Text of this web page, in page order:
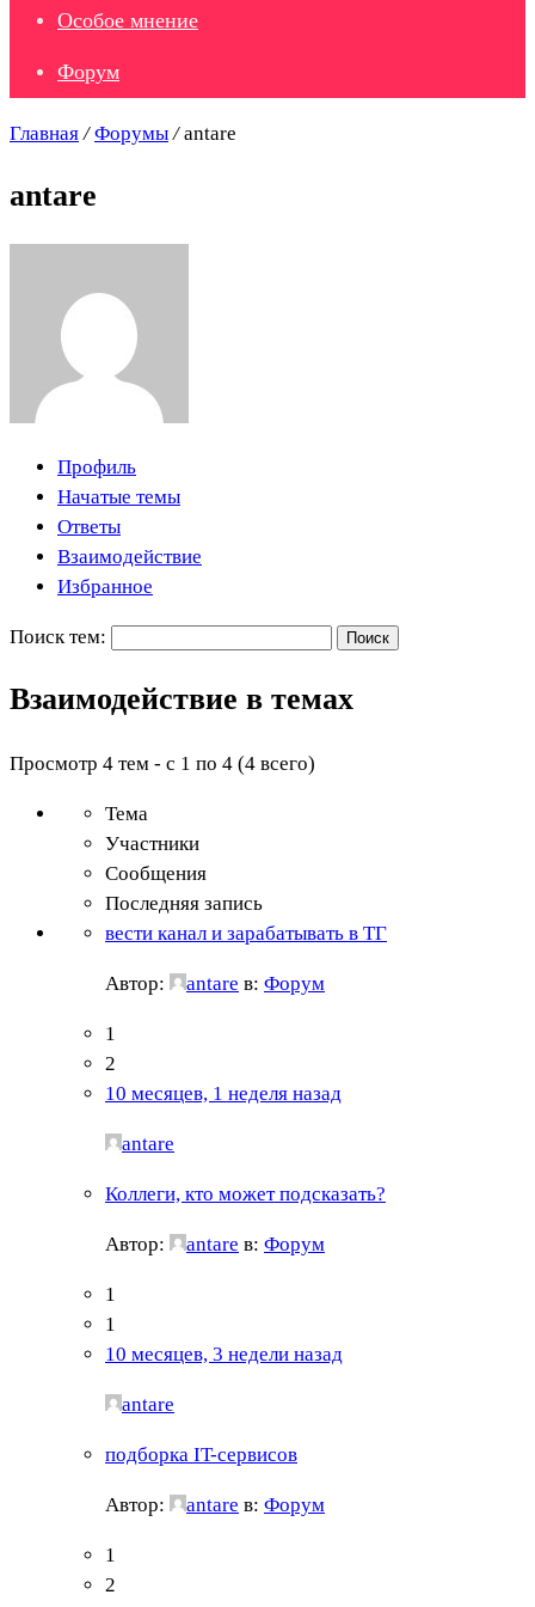
Особое мнение
Форум
Главная / Форумы / antare
antare
Профиль
Начатые темы
Ответы
Взаимодействие
Избранное
Поиск тем:
Взаимодействие в темах
Просмотр 4 тем - с 1 по 4 (4 всего)
Тема
Участники
Сообщения
Последняя запись
вести канал и зарабатывать в ТГ
Автор: antare в: Форум
1
2
10 месяцев, 1 неделя назад
antare
Коллеги, кто может подсказать?
Автор: antare в: Форум
1
1
10 месяцев, 3 недели назад
antare
подборка IT-сервисов
Автор: antare в: Форум
1
2